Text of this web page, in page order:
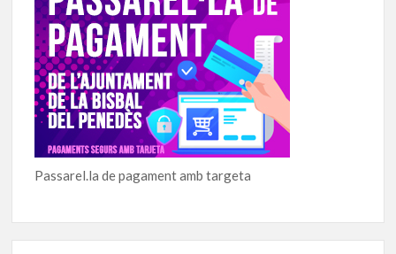
Passarel.la de pagament amb targeta